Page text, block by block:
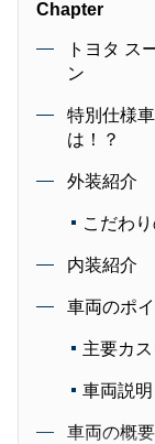
Chapter
トヨタ ス
ン
特別仕様
は！？
外装紹介
こだわ
内装紹介
車両のポ
主要カ
車両説明
車両の概要